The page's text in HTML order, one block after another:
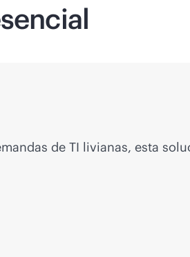
de TI livianas, esta